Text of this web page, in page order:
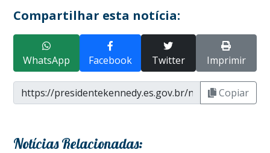
Compartilhar esta notícia:
WhatsApp Facebook Twitter Imprimir
Copiar
Notícias Relacionadas: